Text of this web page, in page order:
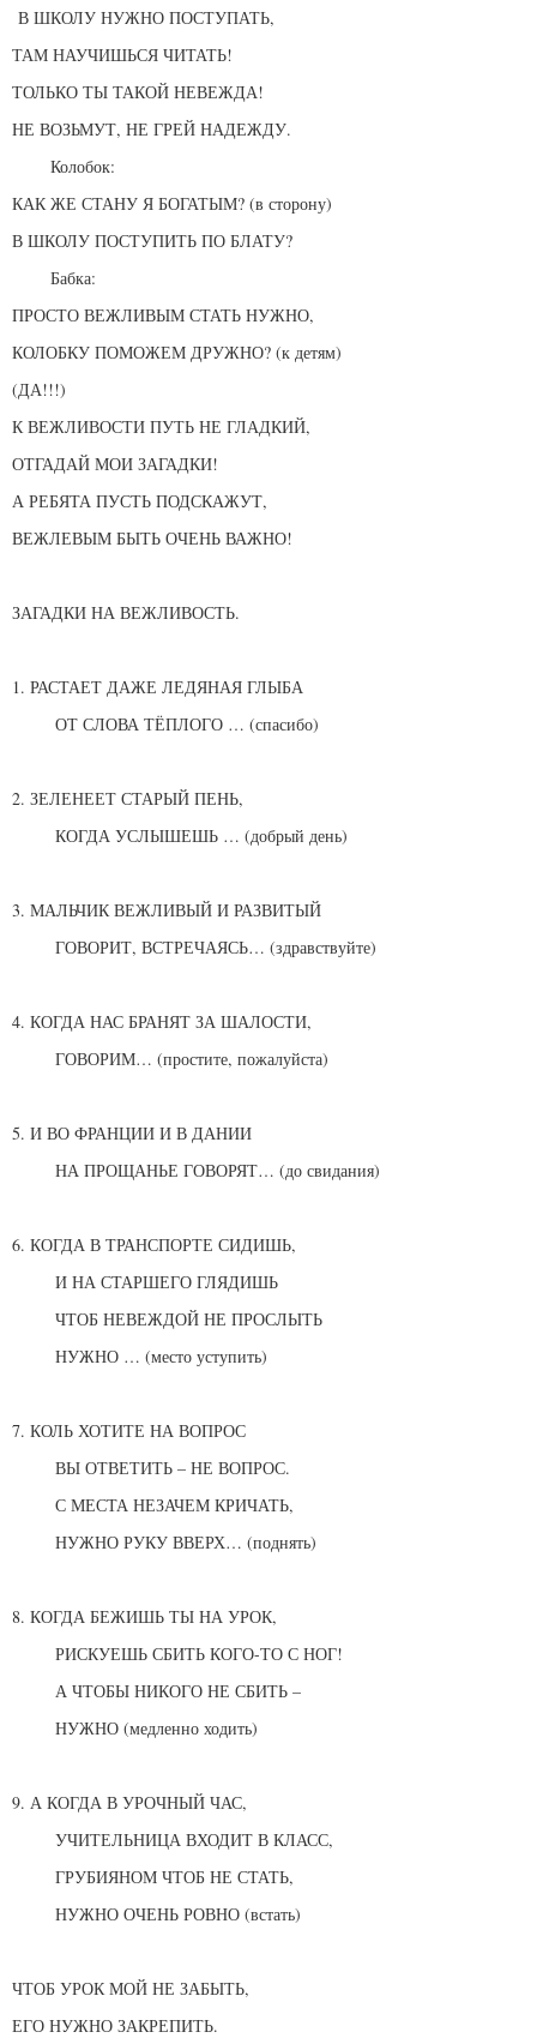
В ШКОЛУ НУЖНО ПОСТУПАТЬ,
ТАМ НАУЧИШЬСЯ ЧИТАТЬ!
ТОЛЬКО ТЫ ТАКОЙ НЕВЕЖДА!
НЕ ВОЗЬМУТ, НЕ ГРЕЙ НАДЕЖДУ.
Колобок:
КАК ЖЕ СТАНУ Я БОГАТЫМ? (в сторону)
В ШКОЛУ ПОСТУПИТЬ ПО БЛАТУ?
Бабка:
ПРОСТО ВЕЖЛИВЫМ СТАТЬ НУЖНО,
КОЛОБКУ ПОМОЖЕМ ДРУЖНО? (к детям)
(ДА!!!)
К ВЕЖЛИВОСТИ ПУТЬ НЕ ГЛАДКИЙ,
ОТГАДАЙ МОИ ЗАГАДКИ!
А РЕБЯТА ПУСТЬ ПОДСКАЖУТ,
ВЕЖЛЕВЫМ БЫТЬ ОЧЕНЬ ВАЖНО!
ЗАГАДКИ НА ВЕЖЛИВОСТЬ.
1. РАСТАЕТ ДАЖЕ ЛЕДЯНАЯ ГЛЫБА
ОТ СЛОВА ТЁПЛОГО … (спасибо)
2. ЗЕЛЕНЕЕТ СТАРЫЙ ПЕНЬ,
КОГДА УСЛЫШЕШЬ … (добрый день)
3. МАЛЬЧИК ВЕЖЛИВЫЙ И РАЗВИТЫЙ
ГОВОРИТ, ВСТРЕЧАЯСЬ… (здравствуйте)
4. КОГДА НАС БРАНЯТ ЗА ШАЛОСТИ,
ГОВОРИМ… (простите, пожалуйста)
5. И ВО ФРАНЦИИ И В ДАНИИ
НА ПРОЩАНЬЕ ГОВОРЯТ… (до свидания)
6. КОГДА В ТРАНСПОРТЕ СИДИШЬ,
И НА СТАРШЕГО ГЛЯДИШЬ
ЧТОБ НЕВЕЖДОЙ НЕ ПРОСЛЫТЬ
НУЖНО … (место уступить)
7. КОЛЬ ХОТИТЕ НА ВОПРОС
ВЫ ОТВЕТИТЬ – НЕ ВОПРОС.
С МЕСТА НЕЗАЧЕМ КРИЧАТЬ,
НУЖНО РУКУ ВВЕРХ… (поднять)
8. КОГДА БЕЖИШЬ ТЫ НА УРОК,
РИСКУЕШЬ СБИТЬ КОГО-ТО С НОГ!
А ЧТОБЫ НИКОГО НЕ СБИТЬ –
НУЖНО (медленно ходить)
9. А КОГДА В УРОЧНЫЙ ЧАС,
УЧИТЕЛЬНИЦА ВХОДИТ В КЛАСС,
ГРУБИЯНОМ ЧТОБ НЕ СТАТЬ,
НУЖНО ОЧЕНЬ РОВНО (встать)
ЧТОБ УРОК МОЙ НЕ ЗАБЫТЬ,
ЕГО НУЖНО ЗАКРЕПИТЬ.